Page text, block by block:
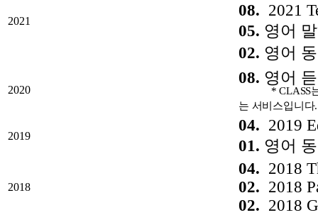
2021
08. 2021
05. 영어
02. 영어
2020
08. 영어
* CLASS는 매
는 서비스입니다.
2019
04. 2019
01. 영어
2018
04. 2018
02. 2018
02. 2018